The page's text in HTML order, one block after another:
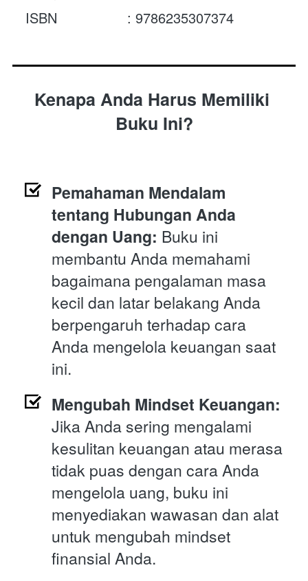
ISBN                 : 9786235307374
Kenapa Anda Harus Memiliki
Buku Ini?
Pemahaman Mendalam
tentang Hubungan Anda
dengan Uang: Buku ini
membantu Anda memahami
bagaimana pengalaman masa
kecil dan latar belakang Anda
berpengaruh terhadap cara
Anda mengelola keuangan saat
ini.
Jika Anda sering mengalami
kesulitan keuangan atau merasa
tidak puas dengan cara Anda
mengelola uang, buku ini
menyediakan wawasan dan alat
untuk mengubah mindset
finansial Anda.